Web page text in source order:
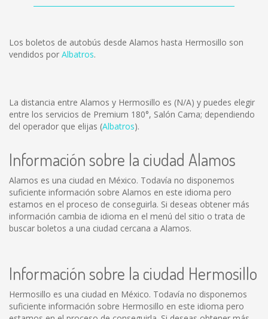
Los boletos de autobús desde Alamos hasta Hermosillo son
vendidos por Albatros.
La distancia entre Alamos y Hermosillo es (N/A) y puedes elegir
entre los servicios de Premium 180°, Salón Cama; dependiendo
del operador que elijas (Albatros).
Información sobre la ciudad Alamos
Alamos es una ciudad en México. Todavía no disponemos
suficiente información sobre Alamos en este idioma pero
estamos en el proceso de conseguirla. Si deseas obtener más
información cambia de idioma en el menú del sitio o trata de
buscar boletos a una ciudad cercana a Alamos.
Información sobre la ciudad Hermosillo
Hermosillo es una ciudad en México. Todavía no disponemos
suficiente información sobre Hermosillo en este idioma pero